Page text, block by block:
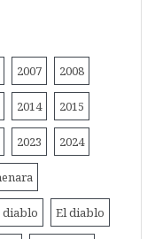
2007 2008
2014 2015
2023 2024
diablo El diablo